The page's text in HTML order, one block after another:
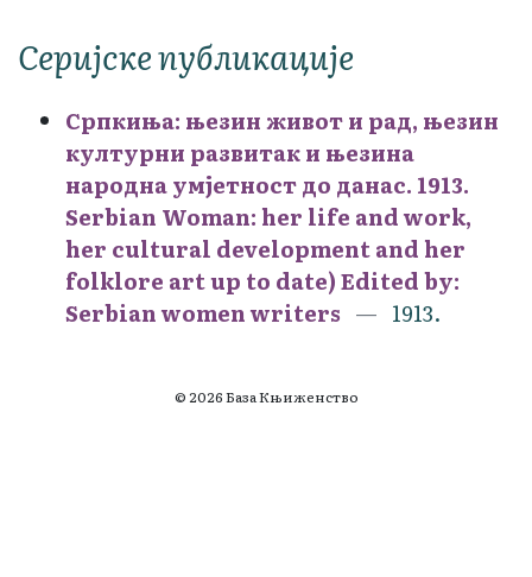
Серијске публикације
Српкиња: њезин живот и рад, њезин
културни развитак и њезина
народна умјетност до данас. 1913.
Serbian Woman: her life and work,
her cultural development and her
folklore art up to date) Edited by:
Serbian women writers
1913.
© 2026 База Књиженство